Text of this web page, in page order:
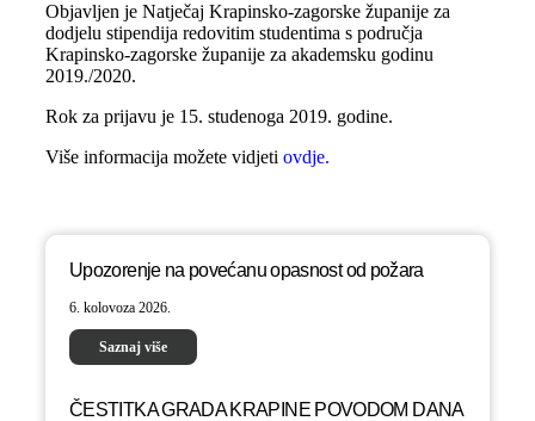
Objavljen je Natječaj Krapinsko-zagorske županije za
dodjelu stipendija redovitim studentima s područja
Krapinsko-zagorske županije za akademsku godinu
2019./2020.
Rok za prijavu je 15. studenoga 2019. godine.
Više informacija možete vidjeti ovdje.
Upozorenje na povećanu opasnost od požara
6. kolovoza 2026.
Saznaj više
ČESTITKA GRADA KRAPINE POVODOM DANA